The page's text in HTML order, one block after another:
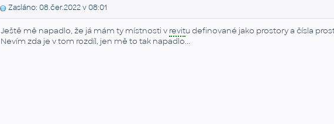
Zasláno: 08.čer.2022 v 08:01
Ještě mě napadlo, že já mám ty místnosti v revitu definované jako prostory a čísla
Nevím zda je v tom rozdíl, jen mě to tak napadlo...